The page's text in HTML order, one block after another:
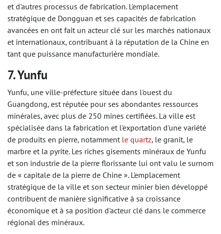
et d'autres processus de fabrication. L'emplacement
stratégique de Dongguan et ses capacités de fabrication
avancées en ont fait un acteur clé sur les marchés nationaux
et internationaux, contribuant à la réputation de la Chine en
tant que puissance manufacturière mondiale.
7. Yunfu
Yunfu, une ville-préfecture située dans l'ouest du
Guangdong, est réputée pour ses abondantes ressources
minérales, avec plus de 250 mines certifiées. La ville est
spécialisée dans la fabrication et l'exportation d'une variété
de produits en pierre, notamment le quartz, le granit, le
marbre et la pyrite. Les riches gisements minéraux de Yunfu
et son industrie de la pierre florissante lui ont valu le surnom
de « capitale de la pierre de Chine ». L'emplacement
stratégique de la ville et son secteur minier bien développé
contribuent de manière significative à sa croissance
économique et à sa position d'acteur clé dans le commerce
régional des minéraux.